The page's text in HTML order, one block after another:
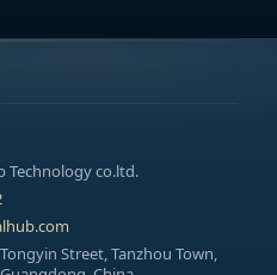
Technology co.ltd.
Street, Tanzhou Town,